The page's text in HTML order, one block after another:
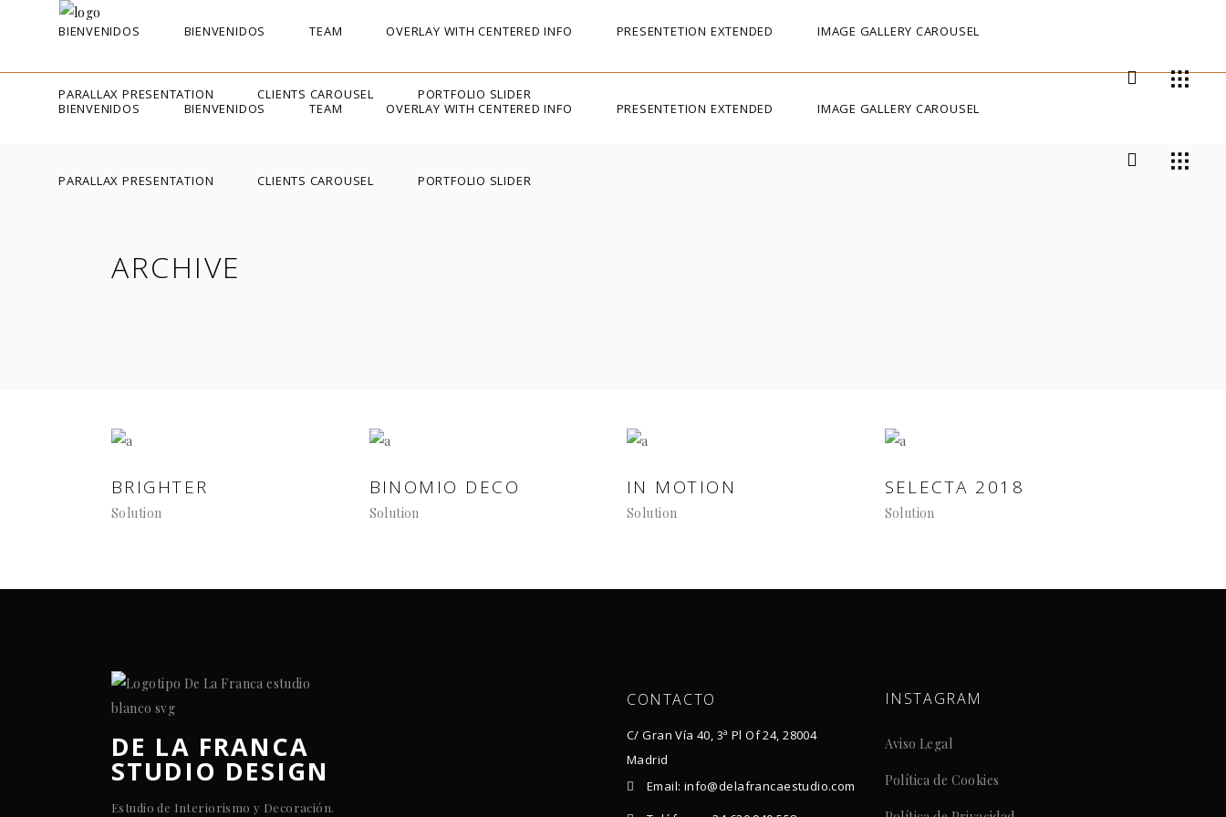
BIENVENIDOS BIENVENIDOS TEAM OVERLAY WITH CENTERED INFO PRESENTETION EXTENDED IMAGE GALLERY CAROUSEL
PARALLAX PRESENTATION CLIENTS CAROUSEL PORTFOLIO SLIDER
BIENVENIDOS BIENVENIDOS TEAM OVERLAY WITH CENTERED INFO PRESENTETION EXTENDED IMAGE GALLERY CAROUSEL
PARALLAX PRESENTATION CLIENTS CAROUSEL PORTFOLIO SLIDER
ARCHIVE
BRIGHTER
Solution
BINOMIO DECO
Solution
IN MOTION
Solution
SELECTA 2018
Solution
DE LA FRANCA
STUDIO DESIGN
Estudio de Interiorismo y Decoración.
CONTACTO
C/ Gran Vía 40, 3ª Pl Of 24, 28004
Madrid
Email: info@delafrancaestudio.com
INSTAGRAM
Aviso Legal
Política de Cookies